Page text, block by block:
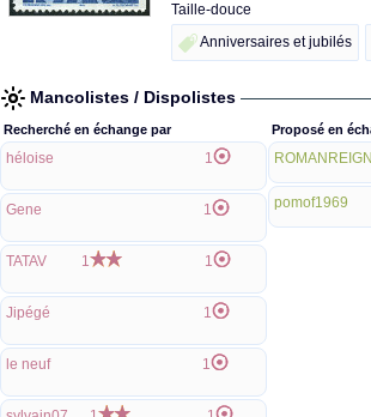
Taille-douce
Anniversaires et jubilés
Mancolistes / Dispolistes
Recherché en échange par
héloise 1
Gene 1
TATAV 1 1
Jipégé 1
le neuf 1
Proposé en
pomof1969